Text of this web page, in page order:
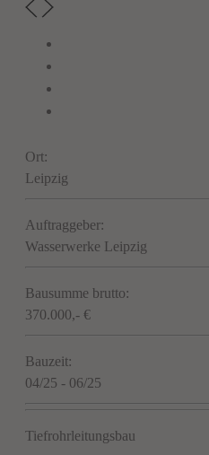
Ort:
Leipzig
Auftraggeber:
Wasserwerke Leipzig
Bausumme brutto:
370.000,- €
Bauzeit:
04/25 - 06/25
Tiefrohrleitungsbau